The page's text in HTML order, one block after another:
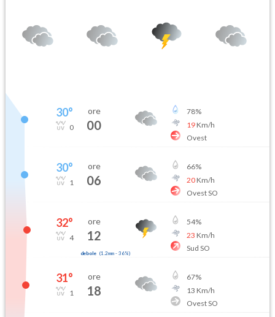
30°
0
ore
00
78%
19Km/h
Ovest
30°
1
ore
06
66%
20Km/h
Ovest SO
32°
4
ore
12
debole (1.2mm- 36%)
54%
23 Km/h
Sud SO
31°
1
ore
18
67%
13 Km/h
Ovest SO